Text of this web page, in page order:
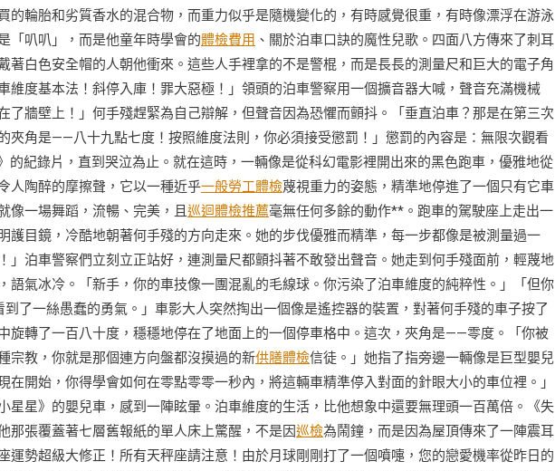
的輪胎和劣質香水的混合物，而重力似乎是隨機變化的，有時感覺很重，有時像漂浮在游泳
「叭叭」，而是他童年時學會的體檢費用 、關於泊車口訣的魔性兒歌。四面八方傳來了刺耳
著白色安全帽的人朝他衝來。這些人手裡拿的不是警棍，而是長長的測量尺和巨大的電子角
維度基本法！斜停入庫！罪大惡極！」領頭的泊車警察用一個擴音器大喊，聲音充滿機械
了牆壁上！」何手殘趕緊為自己辯解，但聲音因為恐懼而顫抖。「垂直泊車？那是在第三次
夾角是——八十九點七度！按照維度法則，你必須接受懲罰！」懲罰的內容是：無限次觀看
的紀錄片，直到哭泣為止。就在這時，一輛像是從科幻電影裡開出來的黑色跑車，優雅地從
人陶醉的摩擦聲，它以一種近乎一般勞工體檢蔑視重力的姿態，精準地停進了一個只有它車
像一場舞蹈，流暢、完美，且 巡迴體檢推薦毫無任何多餘的動作**。跑車的駕駛座上走出一
護目鏡，冷酷地朝著何手殘的方向走來。她的步伐優雅而精準，每一步都像是被測量過一
」泊車警察們立刻立正站好，連測量尺都顫抖著不敢發出聲音。她走到何手殘面前，輕蔑地
語氣冰冷。「新手，你的車技像一團混亂的毛線球。你污染了泊車維度的純粹性。」「但你
了一絲愚蠢的勇氣。」車影大人突然掏出一個像是遙控器的裝置，對著何手殘的車子按了
旋轉了一百八十度，穩穩地停在了地面上的一個停車格中。這次，夾角是——零度。「你被
宗教，你就是那個連方向盤都沒摸過的新供膳體檢信徒。」她指了指旁邊一輛像是巨型嬰兒
開始，你得學會如何在零點零零一秒內，將這輛車精準停入對面的針眼大小的車位裡。」
星星》的嬰兒車，感到一陣眩暈。泊車維度的生活，比他想象中還要無理頭一百萬倍。《失
那張覆蓋著七層舊報紙的單人床上驚醒，不是因巡檢為鬧鐘，而是因為屋頂傳來了一陣震耳
運勢超級大修正！所有天秤座請注意！由於月球剛剛打了一個噴嚏，您的戀愛機率從昨日的